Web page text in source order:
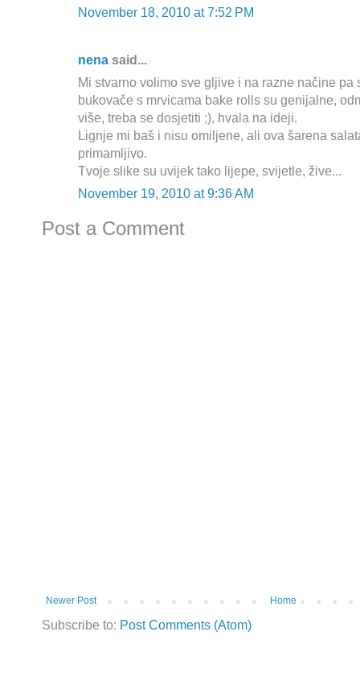
November 18, 2010 at 7:52 PM
nena said...
Mi stvarno volimo sve gljive i na razne načine pa
bukovače s mrvicama bake rolls su genijalne,
više, treba se dosjetiti ;), hvala na ideji.
Lignje mi baš i nisu omiljene, ali ova šarena
primamljivo.
Tvoje slike su uvijek tako lijepe, svijetle, žive...
November 19, 2010 at 9:36 AM
Post a Comment
Newer Post Home
Subscribe to: Post Comments (Atom)